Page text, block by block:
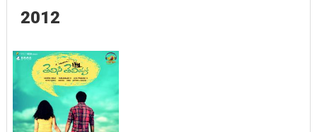
2012